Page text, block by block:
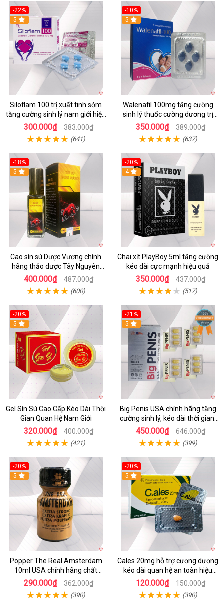
-22%
5
Siloflam 100 trị xuất tinh sớm
tăng cường sinh lý nam giới hiệu
quả
300.000₫ 383.000₫
(641)
-10%
5
Walenafil 100mg tăng cường
sinh lý thuốc cường dương trị
xuất tinh sớm kéo dài
350.000₫ 389.000₫
(637)
-18%
5
Cao sìn sú Dược Vương chính
hãng thảo dược Tây Nguyên
hiệu quả an toàn
400.000₫ 487.000₫
(600)
-20%
4
Chai xịt PlayBoy 5ml tăng cường
kéo dài cực mạnh hiệu quả
350.000₫ 437.000₫
(517)
-20%
5
Gel Sìn Sú Cao Cấp Kéo Dài Thời
Gian Quan Hệ Nam Giới
320.000₫ 400.000₫
(421)
-21%
5
Big Penis USA chính hãng tăng
cường sinh lý, kéo dài thời gian,
chống xuất tinh sớm
450.000₫ 646.000₫
(399)
-20%
5
Popper The Real Amsterdam
10ml USA chính hãng chất
lượng cao
290.000₫ 362.000₫
(390)
-20%
5
Cales 20mg hỗ trợ cương dương
kéo dài quan hệ an toàn hiệu
quả
120.000₫ 150.000₫
(390)